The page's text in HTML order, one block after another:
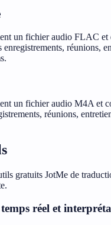
un fichier audio FLAC et
réunions,
un fichier audio M4A et
réunions,
gratuits JotMe de
réel et